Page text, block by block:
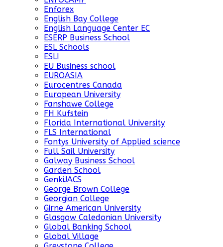
Enforex
English Bay College
English Language Center EC
ESERP Business School
ESL Schools
ESLI
EU Business school
EUROASIA
Eurocentres Canada
European University
Fanshawe College
FH Kufstein
Florida International University
FLS International
Fontys University of Applied science
Full Sail University
Galway Business School
Garden School
GenkiJACS
George Brown College
Georgian College
Girne American University
Glasgow Caledonian University
Global Banking School
Global Village